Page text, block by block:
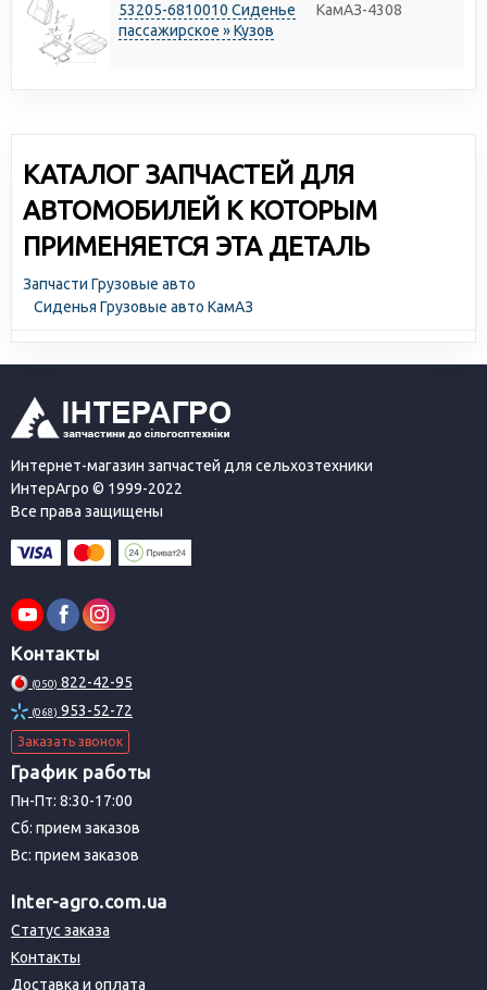
53205-6810010 Сиденье
пассажирское » Кузов
КамАЗ-4308
КАТАЛОГ ЗАПЧАСТЕЙ ДЛЯ
АВТОМОБИЛЕЙ К КОТОРЫМ
ПРИМЕНЯЕТСЯ ЭТА ДЕТАЛЬ
Запчасти Грузовые авто
Сиденья Грузовые авто КамАЗ
Интернет-магазин запчастей для сельхозтехники
ИнтерАгро © 1999-2022
Все права защищены
Контакты
(050) 822-42-95
(068) 953-52-72
Заказать звонок
График работы
Пн-Пт: 8:30-17:00
Сб: прием заказов
Вс: прием заказов
Inter-agro.com.ua
Статус заказа
Контакты
Доставка и оплата